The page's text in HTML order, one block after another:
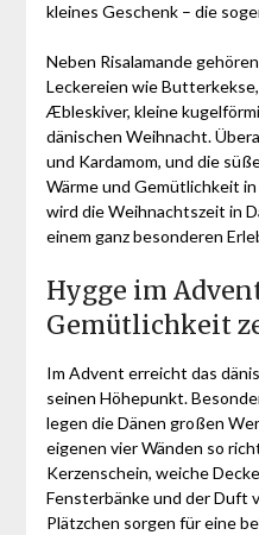
kleines Geschenk – die
Neben Risalamande
Leckereien wie
Æbleskiver, kleine
dänischen Weihnacht.
und Kardamom, und die
Wärme und Gemütlichkeit
wird die Weihnachtszeit in
einem ganz besonderen
Hygge im
Gemütlichkeit
Im Advent erreicht das
seinen Höhepunkt.
legen die Dänen großen
eigenen vier Wänden so
Kerzenschein, weiche
Fensterbänke und der Duft
Plätzchen sorgen für eine